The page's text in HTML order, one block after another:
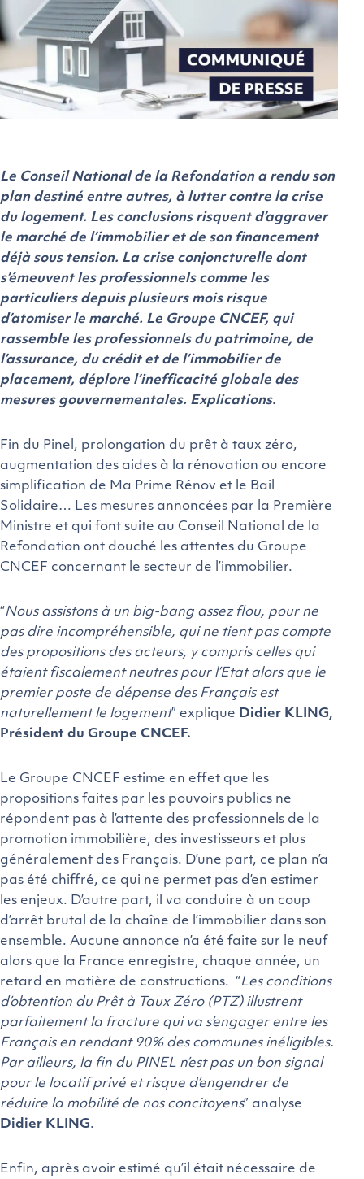
Le Conseil National de la Refondation a rendu son
plan destiné entre autres, à lutter contre la crise
du logement. Les conclusions risquent d’aggraver
le marché de l’immobilier et de son financement
déjà sous tension. La crise conjoncturelle dont
s’émeuvent les professionnels comme les
particuliers depuis plusieurs mois risque
d’atomiser le marché. Le Groupe CNCEF, qui
rassemble les professionnels du patrimoine, de
l’assurance, du crédit et de l’immobilier de
placement, déplore l’inefficacité globale des
mesures gouvernementales. Explications.
Fin du Pinel, prolongation du prêt à taux zéro,
augmentation des aides à la rénovation ou encore
simplification de Ma Prime Rénov et le Bail
Solidaire… Les mesures annoncées par la Première
Ministre et qui font suite au Conseil National de la
Refondation ont douché les attentes du Groupe
CNCEF concernant le secteur de l’immobilier.
“Nous assistons à un big-bang assez flou, pour ne
pas dire incompréhensible, qui ne tient pas compte
des propositions des acteurs, y compris celles qui
étaient fiscalement neutres pour l’Etat alors que le
premier poste de dépense des Français est
naturellement le logement” explique Didier KLING,
Président du Groupe CNCEF.
Le Groupe CNCEF estime en effet que les
propositions faites par les pouvoirs publics ne
répondent pas à l’attente des professionnels de la
promotion immobilière, des investisseurs et plus
généralement des Français. D’une part, ce plan n’a
pas été chiffré, ce qui ne permet pas d’en estimer
les enjeux. D’autre part, il va conduire à un coup
d’arrêt brutal de la chaîne de l’immobilier dans son
ensemble. Aucune annonce n’a été faite sur le neuf
alors que la France enregistre, chaque année, un
retard en matière de constructions. “Les conditions
d’obtention du Prêt à Taux Zéro (PTZ) illustrent
parfaitement la fracture qui va s’engager entre les
Français en rendant 90% des communes inéligibles.
Par ailleurs, la fin du PINEL n’est pas un bon signal
pour le locatif privé et risque d’engendrer de
réduire la mobilité de nos concitoyens” analyse
Didier KLING.
Enfin, après avoir estimé qu’il était nécessaire de